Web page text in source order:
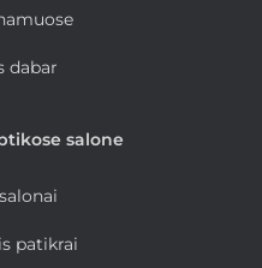
dabar
salone
patikrai